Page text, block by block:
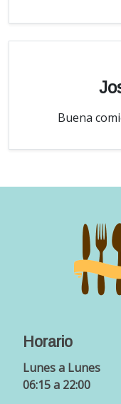
Buena
Horario
Lunes a Lunes
06:15 a 22:00